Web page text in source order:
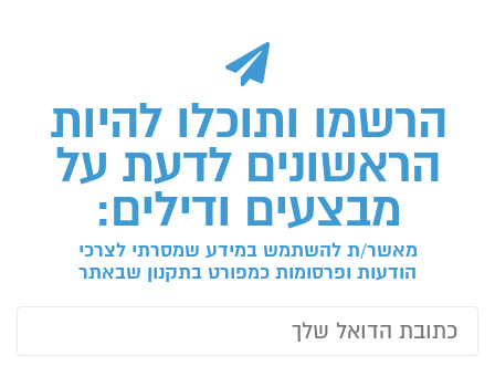
הרשמו ותוכלו להיות
הראשונים לדעת על
מבצעים ודילים:
מאשר/ת להשתמש במידע שמסרתי לצרכי
הודעות ופרסומות כמפורט בתקנון שבאתר